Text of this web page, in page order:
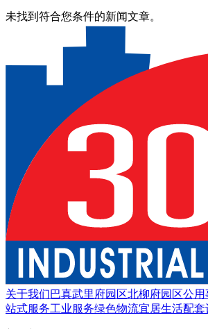
未找到符合您条件的新闻文章。
关于我们巴真武里府园区北柳府园区公用
站式服务工业服务绿色物流宜居生活配套